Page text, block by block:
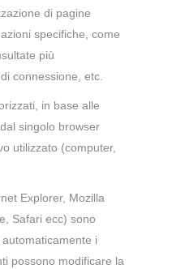
di pagine
specifiche, come
più
connessione, etc.
in base alle
singolo browser
utilizzato (computer,
Explorer, Mozilla
Safari ecc) sono
i
possono modificare la